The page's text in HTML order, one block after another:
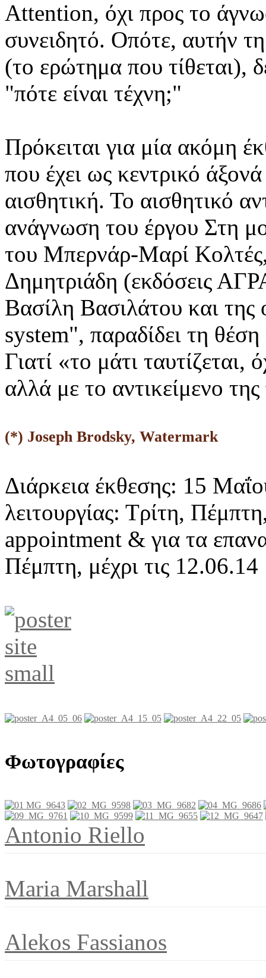
Attention, όχι προς το
συνειδητό. Οπότε, αυτήν
(το ερώτημα που τίθεται),
"πότε είναι τέχνη;"
Πρόκειται για μία ακόμη
που έχει ως κεντρικό
αισθητική. Το αισθητικό
ανάγνωση του έργου Στη
του Μπερνάρ-Μαρί
Δημητριάδη (εκδόσεις
Βασίλη Βασιλάτου και
system", παραδίδει τη
Γιατί «το μάτι
αλλά με το αντικείμενο
(*) Joseph Brodsky, Watermark
Διάρκεια έκθεσης: 15
λειτουργίας: Τρίτη,
appointment & για τα
Πέμπτη, μέχρι τις 12.06.14
Φωτογραφίες
Antonio Riello
Maria Marshall
Alekos Fassianos